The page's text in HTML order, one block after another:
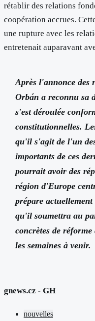
rétablir des relations
coopération accrues.
une rupture avec les
entretenait auparavant
Après l'annonce des
Orbán a reconnu sa
s'est déroulée
constitutionnelles.
qu'il s'agit de l'un
importants de ces
pourrait avoir des
région d'Europe
prépare
qu'il soumettra au
concrètes de
les semaines à venir.
gnews.cz - GH
nouvelles